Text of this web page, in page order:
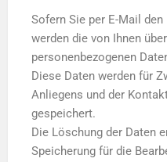
Sofern Sie per E-Mail
werden die von Ihnen
personenbezogenen
Diese Daten werden für
Anliegens und der
gespeichert.
Die Löschung der Daten
Speicherung für die